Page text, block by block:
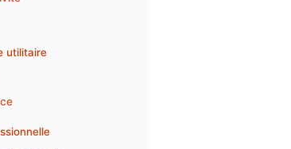
utilitaire